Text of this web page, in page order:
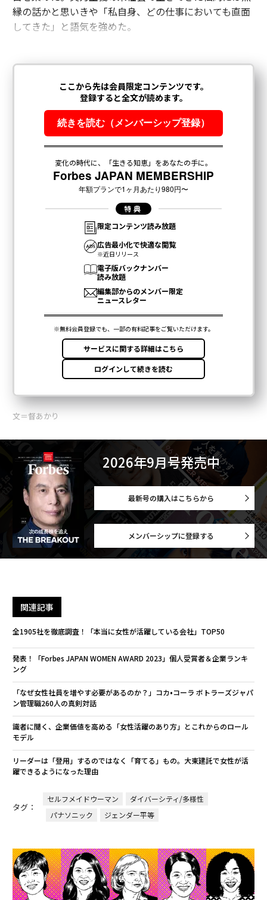
縁の話かと思いきや「私自身、どの仕事においても直面
してきた」と語気を強めた。
文＝督あかり
2026年9月号発売中
最新号の購入はこちらから
メンバーシップに登録する
関連記事
全1905社を徹底調査！「本当に女性が活躍している会社」TOP50
発表！「Forbes JAPAN WOMEN AWARD 2023」個人受賞者＆企業ランキ
ング
「なぜ女性社員を増やす必要があるのか？」コカ•コーラ ボトラーズジャパ
ン管理職260人の真剣対話
識者に聞く、企業価値を高める「女性活躍のあり方」とこれからのロール
モデル
リーダーは「登用」するのではなく「育てる」もの。大東建託で女性が活
躍できるようになった理由
タグ：
セルフメイドウーマン
ダイバーシティ/多様性
パナソニック
ジェンダー平等